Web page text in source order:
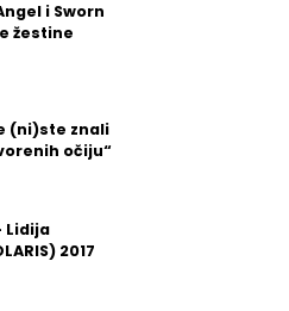
i Sworn
žestine
(ni)ste znali
očiju“
Lidija
2017